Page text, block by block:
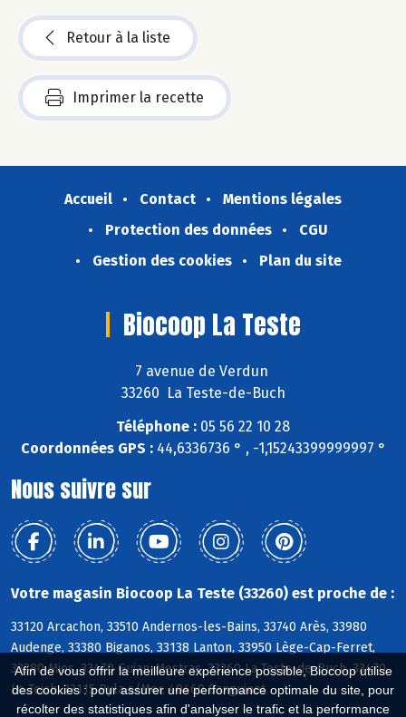
Afin de vous offrir la meilleure expérience possible, Biocoop utilise
des cookies : pour assurer une performance optimale du site, pour
récolter des statistiques afin d'analyser le trafic et la performance
Retour à la liste
Imprimer la recette
Accueil Contact
Mentions légales
Protection des données
CGU
Gestion des cookies
Plan du site
Biocoop La Teste
7 avenue de Verdun
33260 La Teste-de-Buch
Téléphone : 05 56 22 10 28
Coordonnées GPS :44,6336736 ° , -1,15243399999997 °
Nous suivre sur
Votre magasin Biocoop La Teste (33260) est proche de :
33120 Arcachon, 33510 Andernos-les-Bains, 33740 Arès, 33980
Audenge, 33380 Biganos, 33138 Lanton, 33950 Lège-Cap-Ferret,
33380 Mios, 33470 Gujan-Mestras, 33260 La Teste-de-Buch, 33470
Le Teich, 33115 Pyla s/Mer, 40460 Sanguinet